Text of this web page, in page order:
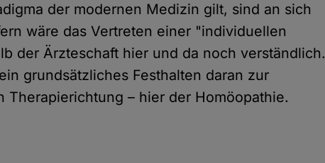
der modernen Medizin gilt, sind an sich
wäre das Vertreten einer "individuellen
der Ärzteschaft hier und da noch verständlich.
grundsätzliches Festhalten daran zur
Therapierichtung – hier der Homöopathie.